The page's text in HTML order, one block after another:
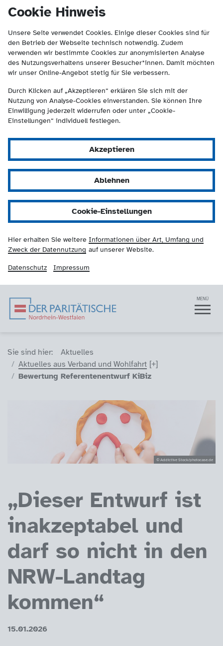
Cookie Hinweis
Unsere Seite verwendet Cookies. Einige dieser Cookies sind für
den Betrieb der Webseite technisch notwendig. Zudem
verwenden wir bestimmte Cookies zur anonymisierten Analyse
des Nutzungsverhaltens unserer Besucher*innen. Damit möchten
wir unser Online-Angebot stetig für Sie verbessern.
Durch Klicken auf „Akzeptieren“ erklären Sie sich mit der
Nutzung von Analyse-Cookies einverstanden. Sie können Ihre
Einwilligung jederzeit widerrufen oder unter „Cookie-
Einstellungen“ individuell festlegen.
Akzeptieren
Ablehnen
Cookie-Einstellungen
Hier erhalten Sie weitere Informationen über Art, Umfang und
Zweck der Datennutzung auf unserer Website.
Datenschutz Impressum
Der Paritätische NRW
springen
(Kontakt und Suche) springen.
Navigation MENÜ
Sie sind hier (Breadcrumb)
Sie sind hier:
Aktuelles
Aktuelles aus Verband und Wohlfahrt
Bewertung Referentenentwurf KiBiz
© Addictive Stock/photocase.de
„Dieser Entwurf ist
inakzeptabel und
darf so nicht in den
NRW-Landtag
kommen“
15.01.2026